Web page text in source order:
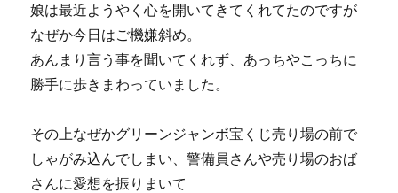
娘は最近ようやく心を開いてきてくれてたのですが
なぜか今日はご機嫌斜め。
あんまり言う事を聞いてくれず、あっちやこっちに
勝手に歩きまわっていました。
その上なぜかグリーンジャンボ宝くじ売り場の前で
しゃがみ込んでしまい、警備員さんや売り場のおば
さんに愛想を振りまいて